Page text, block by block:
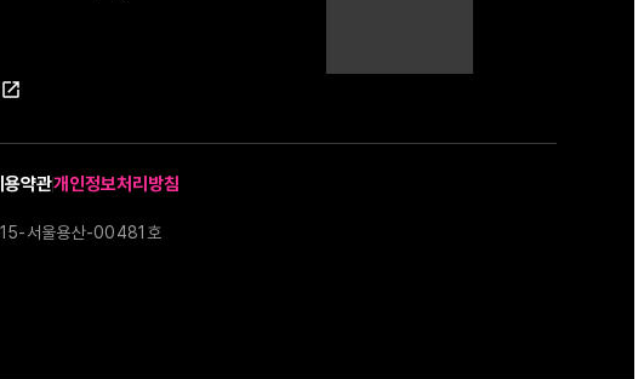
용약관개인정보처리방침
서울용산-00481호